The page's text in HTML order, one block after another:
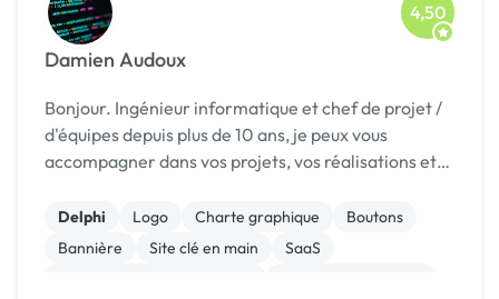
Damien Audoux
4,50
Bonjour. Ingénieur informatique et chef de projet /
d'équipes depuis plus de 10 ans, je peux vous
accompagner dans vos projets, vos réalisations et
conditions et avec professionnalisme ces su...
Delphi Logo Charte graphique
Boutons
Bannière
Site clé en main
SaaS